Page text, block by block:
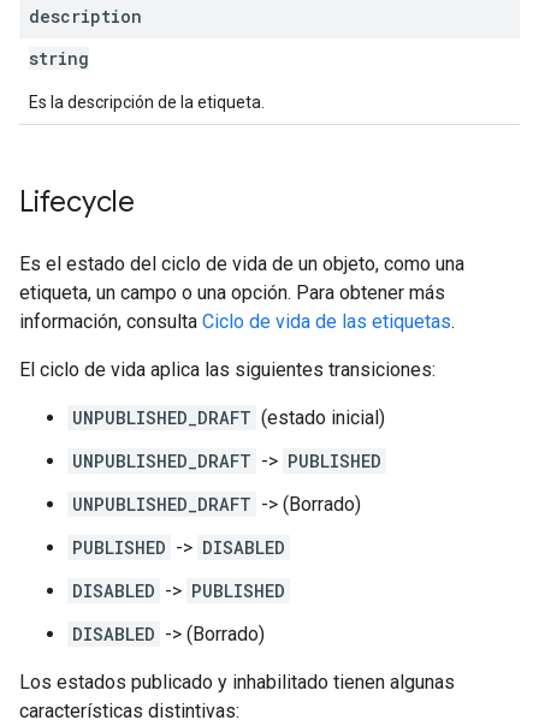
description
string
Es la descripción de la etiqueta.
Lifecycle
Es el estado del ciclo de vida de un objeto, como una
etiqueta, un campo o una opción. Para obtener más
información, consulta Ciclo de vida de las etiquetas.
El ciclo de vida aplica las siguientes transiciones:
UNPUBLISHED_DRAFT (estado inicial)
UNPUBLISHED_DRAFT -> PUBLISHED
UNPUBLISHED_DRAFT -> (Borrado)
PUBLISHED -> DISABLED
DISABLED -> PUBLISHED
DISABLED -> (Borrado)
Los estados publicado y inhabilitado tienen algunas
características distintivas: